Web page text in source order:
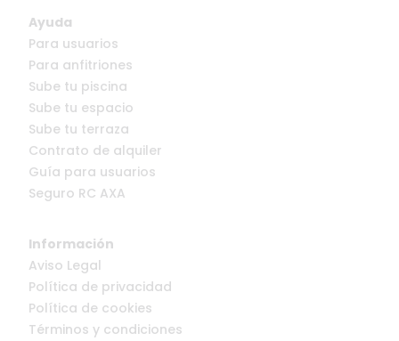
Ayuda
Para usuarios
Para anfitriones
Sube tu piscina
Sube tu espacio
Sube tu terraza
Contrato de alquiler
Guía para usuarios
Seguro RC AXA
Información
Aviso Legal
Política de privacidad
Política de cookies
Términos y condiciones